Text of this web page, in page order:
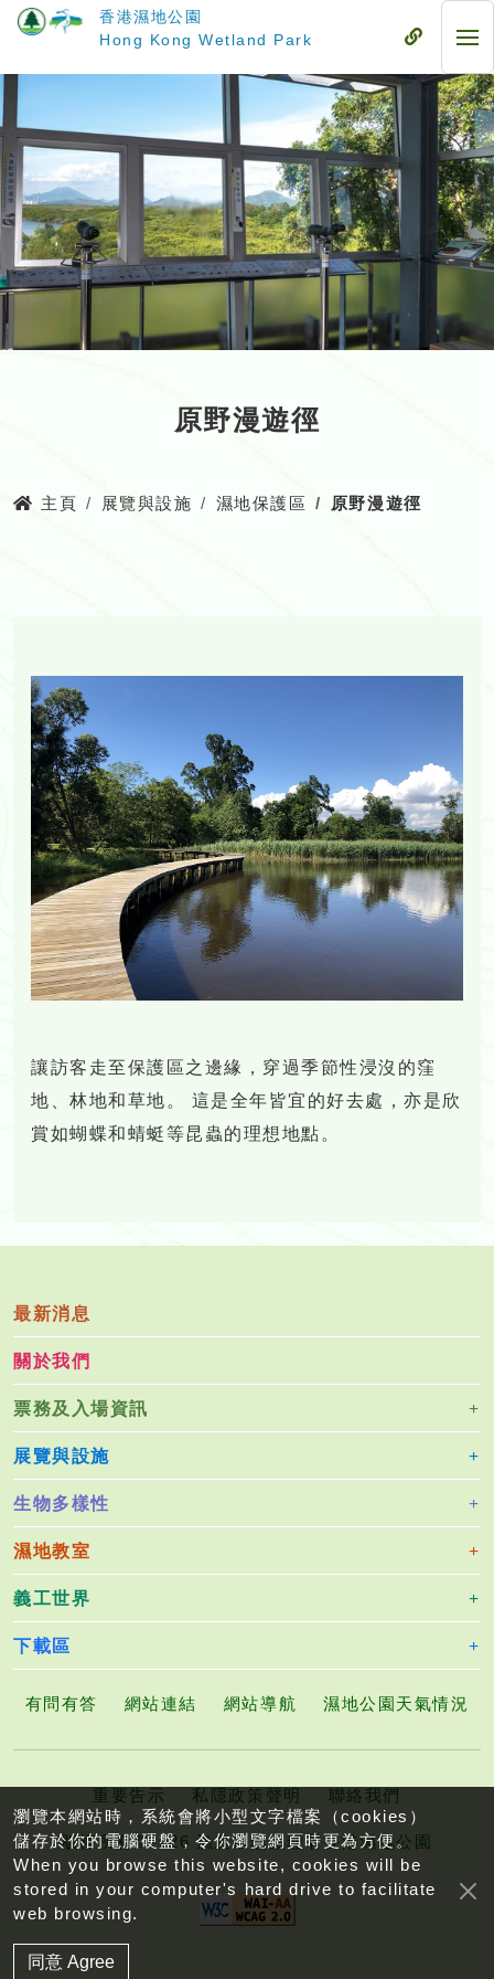
內
容
香港濕地公園
Hong Kong Wetland Park
流
式
流
動
式
目
錄
原野漫遊徑
主頁 展覽與設施 濕地保護區 原野漫遊徑
讓訪客走至保護區之邊緣，穿過季節性浸沒的窪
地、林地和草地。 這是全年皆宜的好去處，亦是欣
賞如蝴蝶和蜻蜓等昆蟲的理想地點。
最新消息
關於我們
票務及入場資訊
展覽與設施
生物多樣性
濕地教室
義工世界
下載區
有問有答 網站連結 網站導航 濕地公園天氣情況
重要告示 私隱政策聲明 聯絡我們
版權所有©2026 漁農自然護理署香港濕地公園
瀏覽本網站時，系統會將小型文字檔案（cookies）
儲存於你的電腦硬盤，令你瀏覽網頁時更為方便。
When you browse this website, cookies will be
stored in your computer's hard drive to facilitate
web browsing.
同意 Agree